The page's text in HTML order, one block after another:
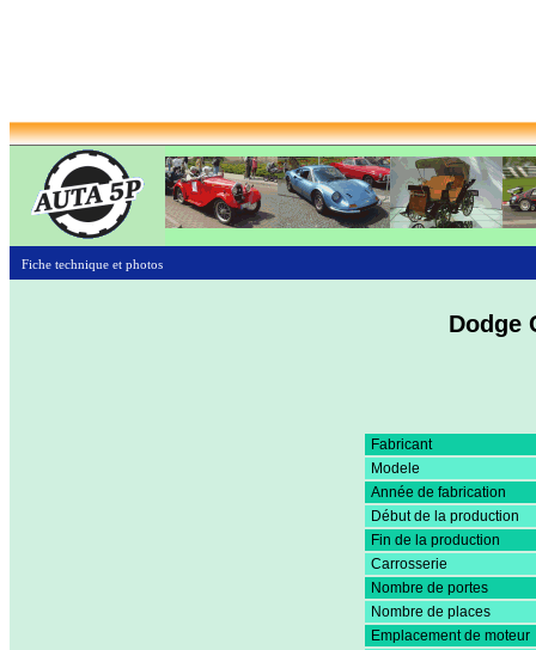
Fiche technique et photos
Dodge
Fabricant
Modele
Année de fabrication
Début de la production
Fin de la production
Carrosserie
Nombre de portes
Nombre de places
Emplacement de moteur